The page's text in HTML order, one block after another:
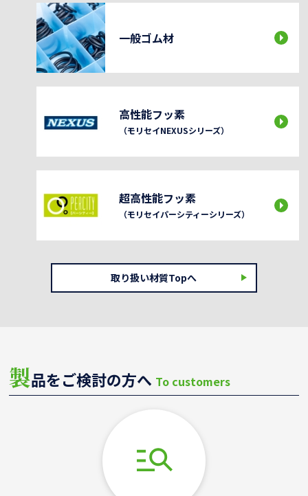
一般ゴム材
高性能フッ素
（モリセイNEXUSシリーズ）
超高性能フッ素
（モリセイパーシティーシリーズ）
取り扱い材質Topへ
製品をご検討の方へ To customers